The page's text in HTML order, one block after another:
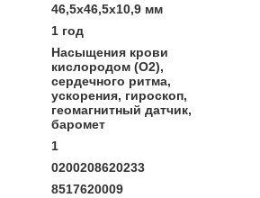
46,5x46,5x10,9 мм
1 год
Насыщения крови
кислородом (O2),
сердечного ритма,
ускорения, гироскоп,
геомагнитный датчик,
баромет
1
0200208620233
8517620009